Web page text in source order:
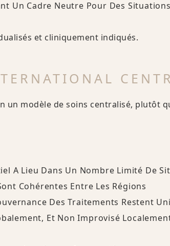
Un Cadre Neutre Pour Des
et cliniquement indiqués.
un modèle de soins centralisé, plutôt
A Lieu Dans Un Nombre Limité De
Cohérentes Entre Les Régions
Des Traitements Restent
Et Non Improvisé